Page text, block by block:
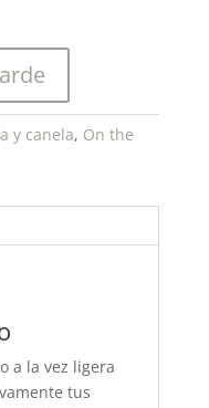
y canela, On the
a la vez ligera
tus